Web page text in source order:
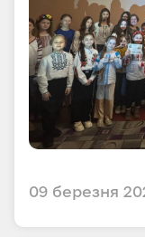
09 березня